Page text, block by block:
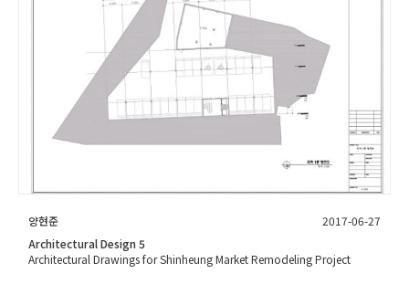
양현준
2017-06-27
Architectural Design 5
Architectural Drawings for Shinheung Market Remodeling Project